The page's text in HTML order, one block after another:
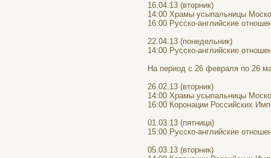
16.04.13 (вторник)
14:00 Храмы усыпальницы
16:00 Русско-английские
22.04.13 (понедельник)
14:00 Русско-английские
На период с 26 февраля по 26
26.02.13 (вторник)
14:00 Храмы усыпальницы
16:00 Коронации Российских
01.03.13 (пятница)
15:00 Русско-английские
05.03.13 (вторник)